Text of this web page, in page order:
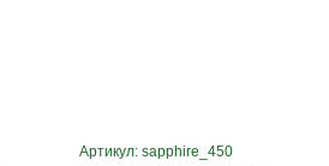
Артикул: sapphire_450